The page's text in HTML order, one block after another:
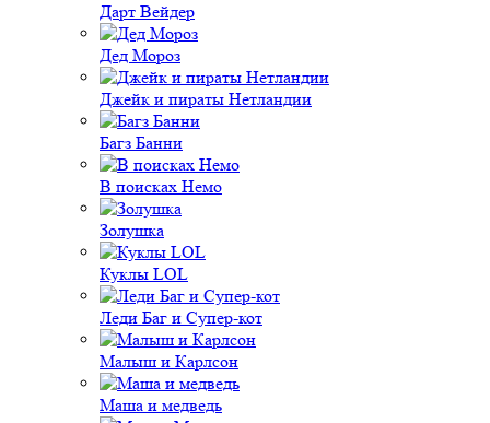
Дарт Вейдер
Дед Мороз
Джейк и пираты Нетландии
Багз Банни
В поисках Немо
Золушка
Куклы LOL
Леди Баг и Супер-кот
Малыш и Карлсон
Маша и медведь